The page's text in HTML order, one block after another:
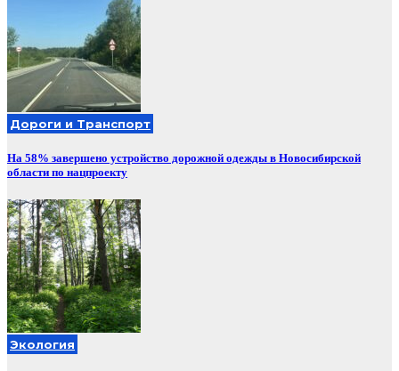
Дороги и Транспорт
На 58% завершено устройство дорожной одежды в Новосибирской
области по нацпроекту
Экология